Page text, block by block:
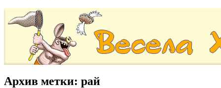
Архив метки: рай